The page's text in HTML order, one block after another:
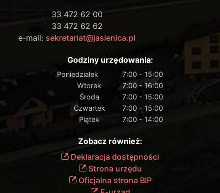
33 472 62 00
33 472 62 62
e-mail: sekretariat@jasienica.pl
Godziny urzędowania:
Poniedziałek
7:00 - 15:00
Wtorek
7:00 - 16:00
Środa
7:00 - 15:00
Czwartek
7:00 - 15:00
Piątek
7:00 - 14:00
Zobacz również:
Deklaracja dostępności
Strona urzędu
Oficjalna strona BIP